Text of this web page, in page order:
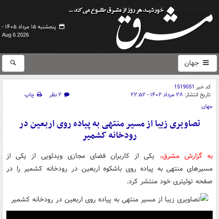
پنجشنبه ۱۵ مرداد ۱۴۰۵ -
Aug 6 2026
جهان
کد خبر 1519051
تاریخ انتشار: ۲۸ مرداد ۱۴۰۲ - ۲۲:۵۲ ۲ نظر
چاپ
جهان
تصاویری زیبا از مسیر منتهی به پیاده روی اربعین در
رودخانه کشمیر
به گزارش مشرق، یکی از کاربران فضای مجازی ویدئویی از یکی از
مسیرهای منتهی به پیاده روی باشکوه اربعین در رودخانه کشمیر را در
صفحه توئیتری خود منتشر کرد.